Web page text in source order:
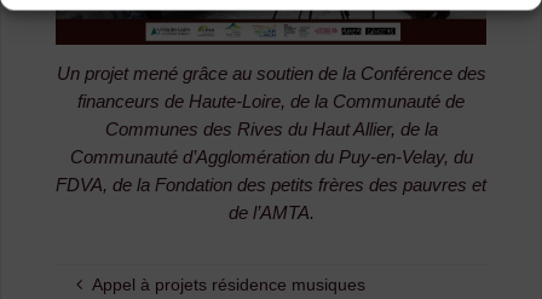
Un projet mené grâce au soutien de la Conférence des
financeurs de Haute-Loire, de la Communauté de
Communes des Rives du Haut Allier, de la
Communauté d’Agglomération du Puy-en-Velay, du
FDVA, de la Fondation des petits frères des pauvres et
de l’AMTA.
Appel à projets résidence musiques